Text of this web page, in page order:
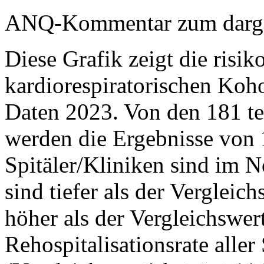
ANQ-Kommentar zum
Diese Grafik zeigt die
kardiorespiratorischen
Daten 2023. Von den 181
werden die Ergebnisse
Spitäler/Kliniken sind im
sind tiefer als der
höher als der
Rehospitalisationsrate